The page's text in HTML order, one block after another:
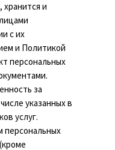
хранится и
с их
и Политикой
персональных
за
указанных в
услуг.
персональных